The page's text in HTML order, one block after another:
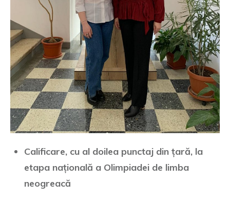
Calificare, cu al doilea punctaj din țară, la
etapa națională a Olimpiadei de limba
neogreacă